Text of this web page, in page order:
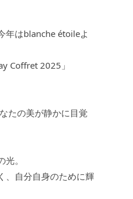
年はblanche étoileよ
Coffret 2025」
たの美が静かに目覚
。
、自分自身のために輝